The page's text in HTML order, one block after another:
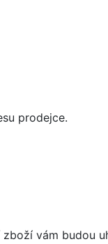
prodejce.
vám budou